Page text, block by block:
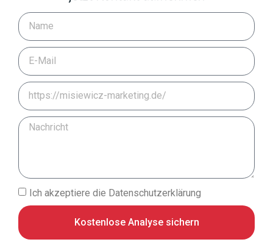
Ich akzeptiere die Datenschutzerklärung
Kostenlose Analyse sichern